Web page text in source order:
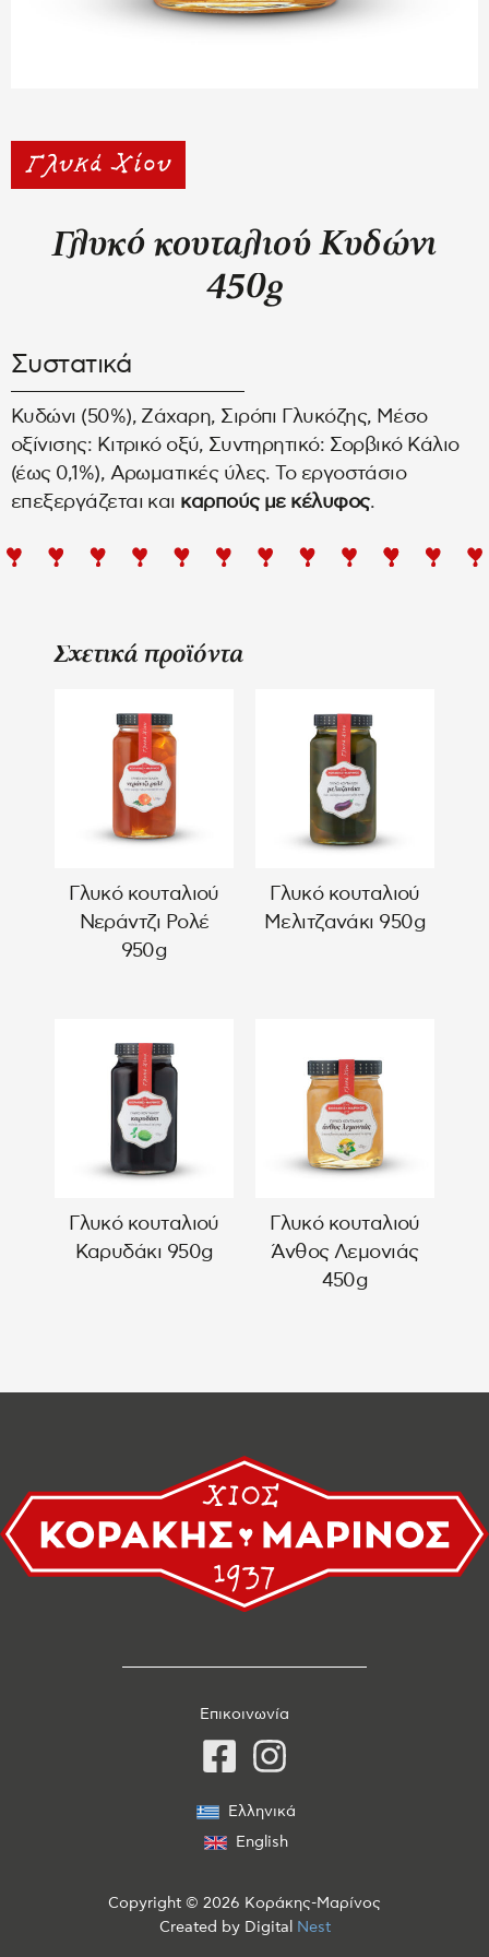
Γλυκό κουταλιού Κυδώνι
450g
Συστατικά
Κυδώνι (50%), Ζάχαρη, Σιρόπι Γλυκόζης, Μέσο
οξίνισης: Κιτρικό οξύ, Συντηρητικό: Σορβικό Κάλιο
(έως 0,1%), Αρωματικές ύλες. Το εργοστάσιο
επεξεργάζεται και καρπούς με κέλυφος.
Σχετικά προϊόντα
Γλυκό κουταλιού
Νεράντζι Ρολέ
950g
Γλυκό κουταλιού
Μελιτζανάκι 950g
Γλυκό κουταλιού
Καρυδάκι 950g
Γλυκό κουταλιού
Άνθος Λεμονιάς
450g
Επικοινωνία
Ελληνικά
English
Copyright © 2026 Κοράκης-Μαρίνος
Created by Digital Nest